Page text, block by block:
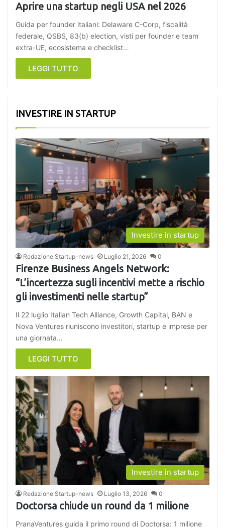
Aprire una startup negli USA nel 2026
Guida per founder italiani: Delaware C-Corp, fiscalità
federale, QSBS, 83(b) election, visti per founder e team
extra-UE, ecosistema e checklist…
LEGGI TUTTO
INVESTIRE IN STARTUP
Investire in startup
Redazione Startup-news Luglio 21, 2026 0
Firenze Business Angels Network:
“L’incertezza sugli incentivi mette a rischio
gli investimenti nelle startup”
Il 22 luglio Italian Tech Alliance, Growth Capital, BAN e
Nova Ventures riuniscono investitori, startup e imprese per
una giornata…
LEGGI TUTTO
Investire in startup
Redazione Startup-news Luglio 13, 2026 0
Doctorsa chiude un round da 1 milione
PranaVentures guida il primo round di Doctorsa: 1 milione